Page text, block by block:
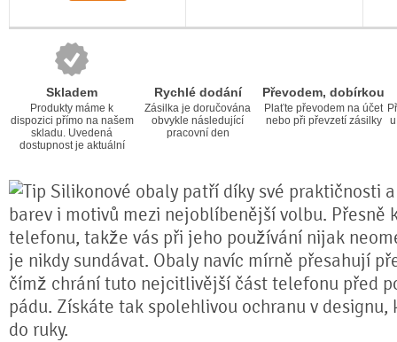
Skladem
Produkty máme k
dispozici přímo na našem
skladu. Uvedená
dostupnost je aktuální
Rychlé dodání
Zásilka je doručována
obvykle následující
pracovní den
Převodem, dobírkou
Plaťte převodem na účet
nebo při převzetí zásilky
Silikonové obaly patří díky své praktičnosti
barev i motivů mezi nejoblíbenější volbu. Přesně
telefonu, takže vás při jeho používání nijak
je nikdy sundávat. Obaly navíc mírně přesahují
čímž chrání tuto nejcitlivější část telefonu před
pádu. Získáte tak spolehlivou ochranu v designu,
do ruky.